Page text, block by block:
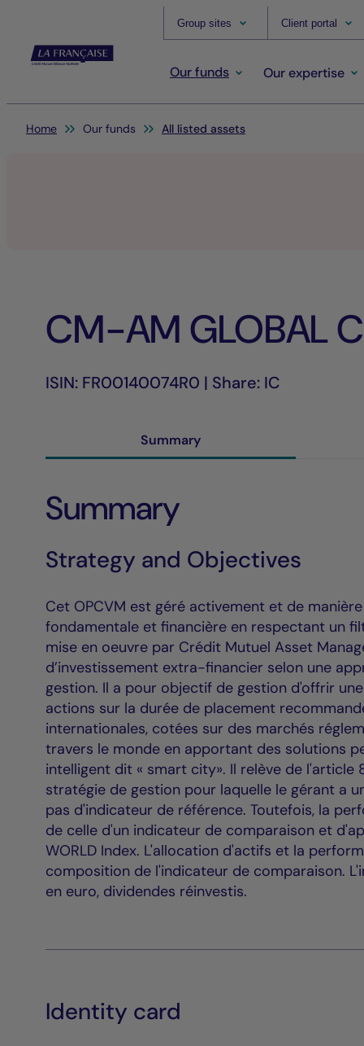
Group sites Client portal
Our funds Our expertise
You are here:
Home Our funds All listed assets
CM-AM GLOBAL
ISIN: FR00140074R0 | Share: IC
Summary
Summary
Strategy and Objectives
Cet OPCVM est géré activement et de
fondamentale et financière en respectant un
mise en oeuvre par Crédit Mutuel Asset
d’investissement extra-financier selon une
gestion. Il a pour objectif de gestion d'offrir
actions sur la durée de placement
internationales, cotées sur des marchés
travers le monde en apportant des solutions
intelligent dit « smart city». Il relève de
stratégie de gestion pour laquelle le gérant a
pas d'indicateur de référence. Toutefois, la
de celle d'un indicateur de comparaison et
WORLD Index. L'allocation d'actifs et la
composition de l'indicateur de comparaison.
en euro, dividendes réinvestis.
Identity card